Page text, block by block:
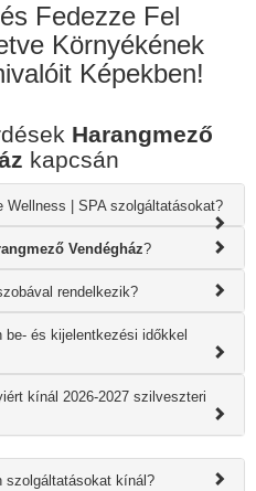
Fedezze Fel
Környékének
Képekben!
Harangmező
kapcsán
Wellness | SPA szolgáltatásokat?
Vendégház?
rendelkezik?
be- és kijelentkezési időkkel
kínál 2026-2027 szilveszteri
szolgáltatásokat kínál?